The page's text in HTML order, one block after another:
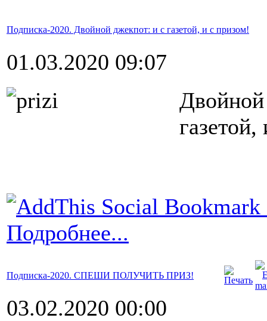
Подписка-2020. Двойной джекпот: и с газетой, и с призом!
01.03.2020 09:07
Подробнее...
Подписка-2020. СПЕШИ ПОЛУЧИТЬ ПРИЗ!
03.02.2020 00:00